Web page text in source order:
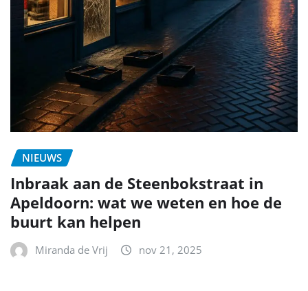
NIEUWS
Inbraak aan de Steenbokstraat in
Apeldoorn: wat we weten en hoe de
buurt kan helpen
Miranda de Vrij nov 21, 2025